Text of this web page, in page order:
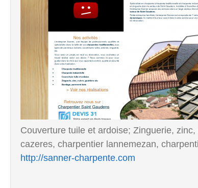
Couverture tuile et ardoise; Zinguerie,
cazeres, charpentier lannemezan,
http://sanner-charpente.com